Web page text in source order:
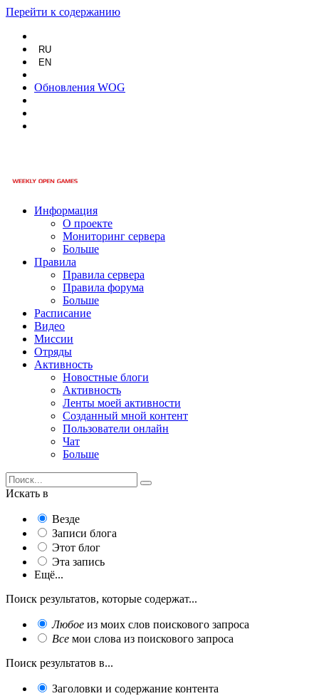
Перейти к содержанию
RU
EN
Обновления WOG
Информация
О проекте
Мониторинг сервера
Больше
Правила
Правила сервера
Правила форума
Больше
Расписание
Видео
Миссии
Отряды
Активность
Новостные блоги
Активность
Ленты моей активности
Созданный мной контент
Пользователи онлайн
Чат
Больше
Искать в
Везде
Записи блога
Этот блог
Эта запись
Ещё...
Поиск результатов, которые содержат...
Любое из моих слов поискового запроса
Все мои слова из поискового запроса
Поиск результатов в...
Заголовки и содержание контента